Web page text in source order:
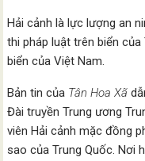
Hải cảnh là lực lượng an
thi pháp luật trên biển
biển của Việt Nam.
Bản tin của Tân Hoa Xã
Đài truyền Trung ương
viên Hải cảnh mặc đồng
sao của Trung Quốc. Nơi